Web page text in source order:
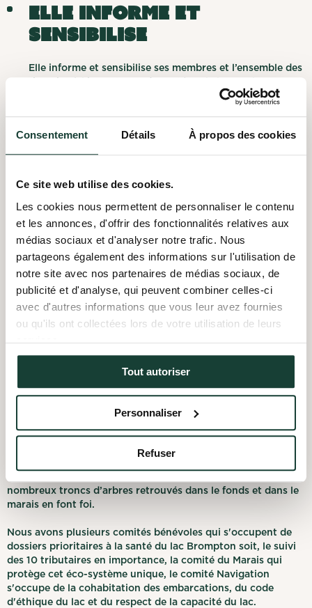
Consentement Détails À propos des cookies
Ce site web utilise des cookies.
Les cookies nous permettent de personnaliser le contenu
et les annonces, d'offrir des fonctionnalités relatives aux
médias sociaux et d'analyser notre trafic. Nous
partageons également des informations sur l'utilisation de
notre site avec nos partenaires de médias sociaux, de
publicité et d'analyse, qui peuvent combiner celles-ci
avec d'autres informations que vous leur avez fournies
ou qu'ils ont collectées lors de votre utilisation de leurs
services.
Tout autoriser
Personnaliser
Refuser
Elle informe et
sensibilise
Elle informe et sensibilise ses membres et l’ensemble des
riverains à l’importance de protéger le lac par la
Patrouille verte, présente sur le lac tout l’été, par la
distribution de feuillets d’information et par son journal
Elle propose et réalise
des projets
Elle propose et réalise des projets structurants visant la
protection, la restauration et la mise en valeur des
habitats tels la lutte aux espèces exotiques
envahissantes, les suivis des tributaires ou encore la
naturalisation des rives.
Elle sert
d’intermédiaire
les MRC, le COGESAF et le ministère de l’environnement.
Le lac Brompton s’étend sur une longueur d’un peu plus de
12 km et sa largeur varie de ½ à 2 km environ. La profondeur
à la fosse du lac, endroit le plus profond, est de 42 mètres
mais la profondeur moyenne est de 11 mètres. Ceci s’explique
nombreux troncs d’arbres retrouvés dans le fonds et dans le
marais en font foi.
Nous avons plusieurs comités bénévoles qui s'occupent de
dossiers prioritaires à la santé du lac Brompton soit, le suivi
des 10 tributaires en importance, la comité du Marais qui
protège cet éco-système unique, le comité Navigation
s'occupe de la cohabitation des embarcations, du code
d'éthique du lac et du respect de la capacité du lac.